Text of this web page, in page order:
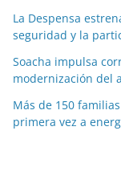
La Despensa
seguridad y la
Soacha impulsa
modernización del
Más de 150
primera vez a